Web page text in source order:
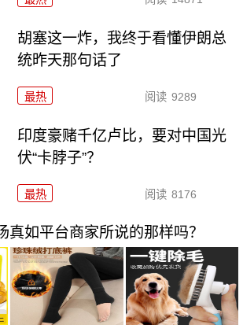
胡塞这一炸，我终于看懂伊朗总
统昨天那句话了
最热 阅读 9289
印度豪赌千亿卢比，要对中国光
伏“卡脖子”？
最热 阅读 8176
真如平台商家所说的那样吗？